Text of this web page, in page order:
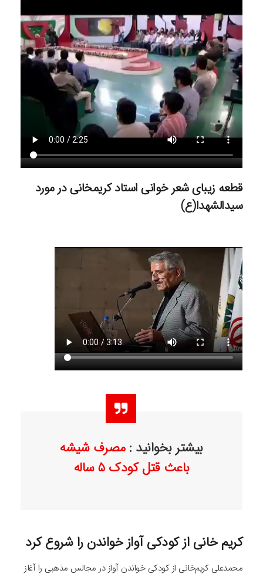
قطعه زیبای شعر خوانی استاد کریمخانی در مورد
سیدالشهدا(ع)
بیشتر بخوانید :مصرف شیشه
باعث قتل کودک 5 ساله
کریم خانی از کودکی آواز خواندن را شروع کرد
محمدعلی کریم‌خانی از کودکی خواندن آواز در مجالس مذهبی را آغاز